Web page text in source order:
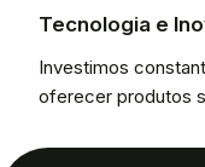
Tecnologia e
Investimos
oferecer produtos